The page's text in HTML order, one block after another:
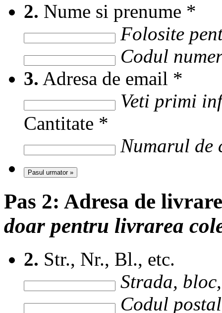
2. Nume si prenume *
Folosite
Codul
3. Adresa de email *
Veti primi
Cantitate *
Numarul de
Pasul urmator »
Pas 2: Adresa de
doar pentru livrarea
2. Str., Nr., Bl., etc.
Strada,
Codul